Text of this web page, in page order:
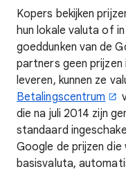
Kopers bekijken
hun lokale valuta of
goeddunken van de
partners geen prijzen
leveren, kunnen ze
Betalingscentrum
die na juli 2014 zijn
standaard
Google de prijzen
basisvaluta,